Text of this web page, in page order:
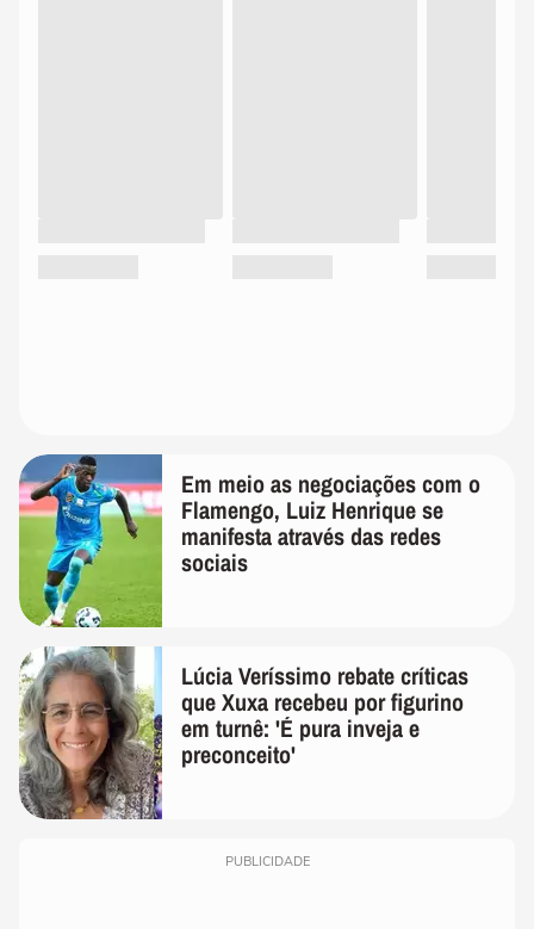
Em meio as negociações com o
Flamengo, Luiz Henrique se
manifesta através das redes
sociais
Lúcia Veríssimo rebate críticas
que Xuxa recebeu por figurino
em turnê: 'É pura inveja e
preconceito'
PUBLICIDADE